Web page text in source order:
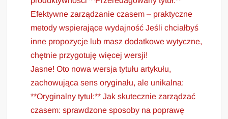
Efektywne zarządzanie czasem – praktyczne
metody wspierające wydajność Jeśli chciałbyś
inne propozycje lub masz dodatkowe wytyczne,
chętnie przygotuję więcej wersji!
Jasne! Oto nowa wersja tytułu artykułu,
zachowująca sens oryginału, ale unikalna:
**Oryginalny tytuł:** Jak skutecznie zarządzać
czasem: sprawdzone sposoby na poprawę